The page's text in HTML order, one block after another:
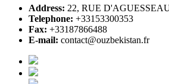
Address: 22, RUE
Telephone: +33153300353
Fax: +33187866488
E-mail: contact@ouzbekistan.fr